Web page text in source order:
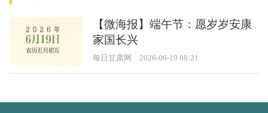
【微海报】端午节：愿岁岁安康
家国长兴
每日甘肃网 2026-06-19 08:21